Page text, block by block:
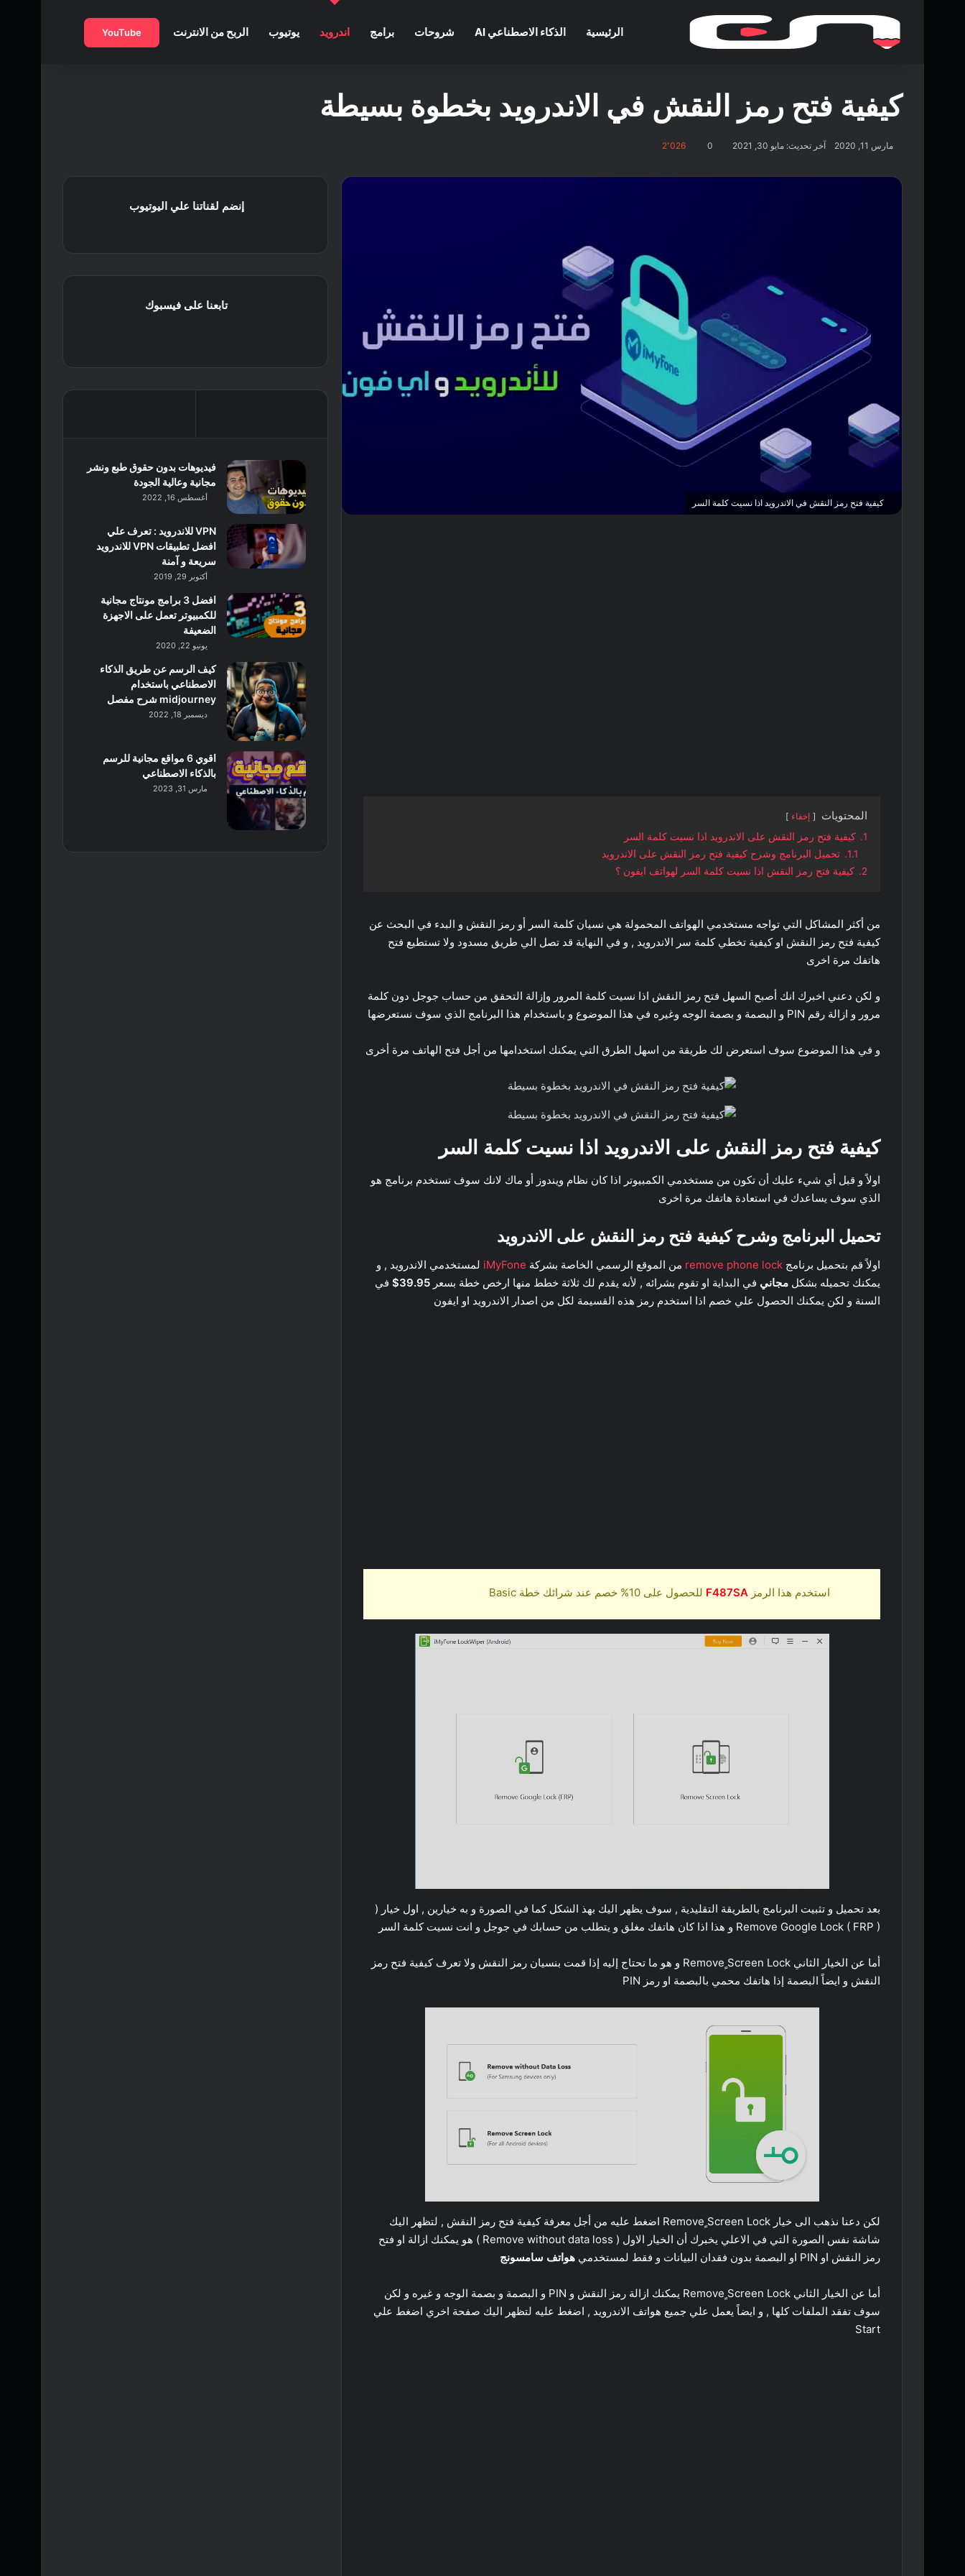
الرئيسية الذكاء الاصطناعي AI شروحات برامج اندرويد يوتيوب الربح من الانترنت YouTube
كيفية فتح رمز النقش في الاندرويد بخطوة بسيطة
مارس 11, 2020 آخر تحديث: مايو 30, 2021 0 2٬026
كيفية فتح رمز النقش في الاندرويد اذا نسيت كلمة السر
المحتويات إخفاء
1.
كيفية فتح رمز النقش على الاندرويد اذا نسيت كلمة السر
1.1.
تحميل البرنامج وشرح كيفية فتح رمز النقش على الاندرويد
2.
كيفية فتح رمز النقش اذا نسيت كلمة السر لهواتف ايفون ؟
من أكثر المشاكل التي تواجه مستخدمي الهواتف المحمولة هي نسيان كلمة السر أو رمز النقش و البدء في البحث عن
كيفية فتح رمز النقش او كيفية تخطي كلمة سر الاندرويد , و في النهاية قد تصل الي طريق مسدود ولا تستطيع فتح
هاتفك مرة اخرى
و لكن دعني اخبرك انك أصبح السهل فتح رمز النقش اذا نسيت كلمة المرور وإزالة التحقق من حساب جوجل دون كلمة
مرور و ازالة رقم PIN و البصمة و بصمة الوجه وغيره في هذا الموضوع و باستخدام هذا البرنامج الذي سوف نستعرضها
و في هذا الموضوع سوف استعرض لك طريقة من اسهل الطرق التي يمكنك استخدامها من أجل فتح الهاتف مرة أخرى
كيفية فتح رمز النقش على الاندرويد اذا نسيت كلمة السر
اولاً و قبل أي شيء عليك أن تكون من مستخدمي الكمبيوتر اذا كان نظام ويندوز أو ماك لانك سوف تستخدم برنامج هو
الذي سوف يساعدك في استعادة هاتفك مرة اخرى
تحميل البرنامج وشرح كيفية فتح رمز النقش على الاندرويد
اولاً قم بتحميل برنامج remove phone lock من الموقع الرسمي الخاصة بشركة iMyFone لمستخدمي الاندرويد , و
يمكنك تحميله بشكل مجاني في البداية او تقوم بشرائه , لأنه يقدم لك ثلاثة خطط منها ارخص خطة بسعر 39.95$
في
السنة و لكن يمكنك الحصول علي خصم اذا استخدم رمز هذه القسيمة لكل من اصدار الاندرويد او ايفون
استخدم هذا الرمز F487SA للحصول على 10% خصم عند شرائك خطة Basic
بعد تحميل و تثبيت البرنامج بالطريقة التقليدية , سوف يظهر اليك بهذ الشكل كما في الصورة و به خيارين , اول خيار (
Remove Google Lock ( FRP ) و هذا اذا كان هاتفك مغلق و يتطلب من حسابك في جوجل و انت نسيت كلمة السر
أما عن الخيار الثاني Remove ٍScreen Lock و هو ما تحتاج إليه إذا قمت بنسيان رمز النقش ولا تعرف كيفية فتح رمز
النقش و ايضاً البصمة إذا هاتفك محمي بالبصمة او رمز PIN
لكن دعنا نذهب الى خيار Remove ٍScreen Lock اضغط عليه من أجل معرفة كيفية فتح رمز النقش , لتظهر اليك
شاشة نفس الصورة التي في الاعلي يخبرك أن الخيار الاول ( Remove without data loss ) هو يمكنك ازالة او فتح
رمز النقش او PIN او البصمة بدون فقدان البيانات و فقط لمستخدمي
هواتف سامسونج
أما عن الخيار الثاني Remove ٍScreen Lock يمكنك ازالة رمز النقش و PIN و البصمة و بصمة الوجه و غيره و لكن
سوف تفقد الملفات كلها , و ايضاً يعمل علي جميع هواتف الاندرويد , اضغط عليه لتظهر اليك صفحة اخري اضغط علي
Start
إنضم لقناتنا علي اليوتيوب
تابعنا على فيسبوك
فيديوهات بدون حقوق طبع ونشر
مجانية وعالية الجودة
أغسطس 16, 2022
VPN للاندرويد : تعرف علي
افضل تطبيقات VPN للاندرويد
سريعة و آمنة
أكتوبر 29, 2019
افضل 3 برامج مونتاج مجانية
للكمبيوتر تعمل على الاجهزة
الضعيفة
يونيو 22, 2020
كيف الرسم عن طريق الذكاء
الاصطناعي باستخدام
midjourney شرح مفصل
ديسمبر 18, 2022
اقوي 6 مواقع مجانية للرسم
بالذكاء الاصطناعي
مارس 31, 2023